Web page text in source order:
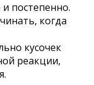
постепенно.
когда
кусочек
реакции,